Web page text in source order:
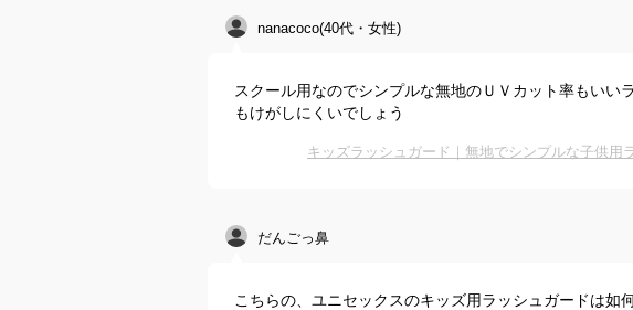
nanacoco(40代・女性)
スクール用なのでシンプルな無地のＵＶカット率もいい
もけがしにくいでしょう
キッズラッシュガード｜無地でシンプルな子供用
だんごっ鼻
こちらの、ユニセックスのキッズ用ラッシュガードは如